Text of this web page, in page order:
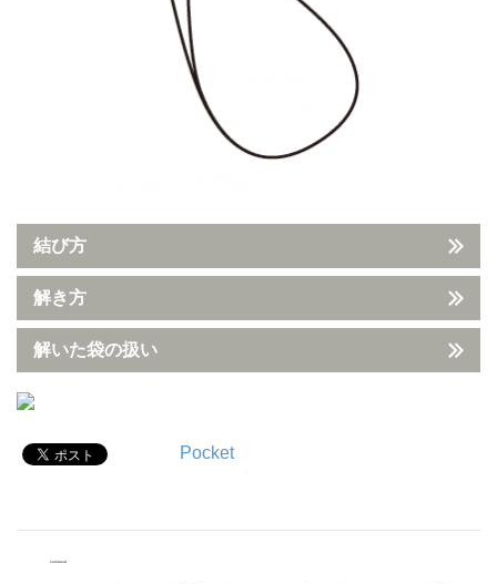
結び方
解き方
解いた袋の扱い
Pocket
comment